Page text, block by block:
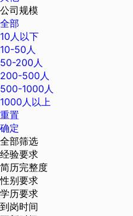
公司规模
全部
10人以下
10-50人
50-200人
200-500人
500-1000人
1000人以上
重置
确定
全部筛选
经验要求
简历完整度
性别要求
学历要求
到岗时间